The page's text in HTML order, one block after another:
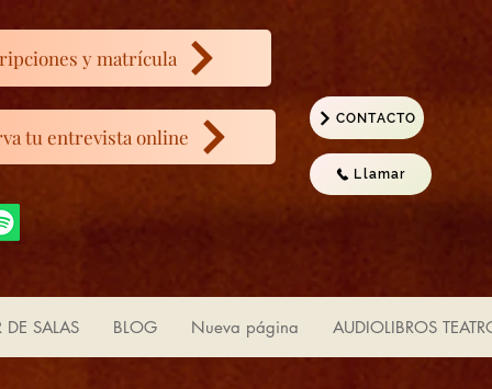
tu entrevista online
Llamar
CONTACTO
y matrícula
DE SALAS BLOG Nueva página AUDIOLIBROS